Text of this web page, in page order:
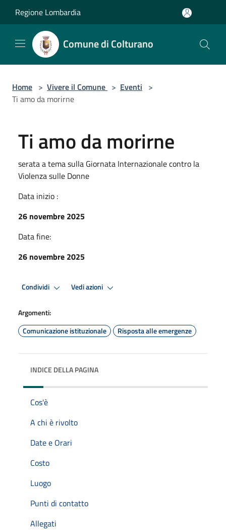
Regione Lombardia
Comune di Colturano
Home > Vivere il Comune > Eventi >
Ti amo da morirne
Ti amo da morirne
serata a tema sulla Giornata Internazionale contro la
Violenza sulle Donne
Data inizio :
26 novembre 2025
Data fine:
26 novembre 2025
Condividi Vedi azioni
Argomenti:
Comunicazione istituzionale
Risposta alle emergenze
INDICE DELLA PAGINA
Cos'è
A chi è rivolto
Date e Orari
Costo
Luogo
Punti di contatto
Allegati